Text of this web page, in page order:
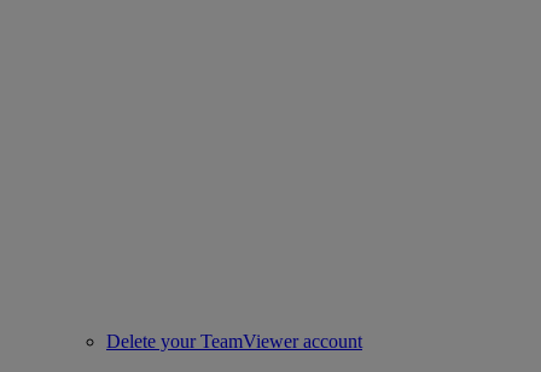
Delete your TeamViewer account